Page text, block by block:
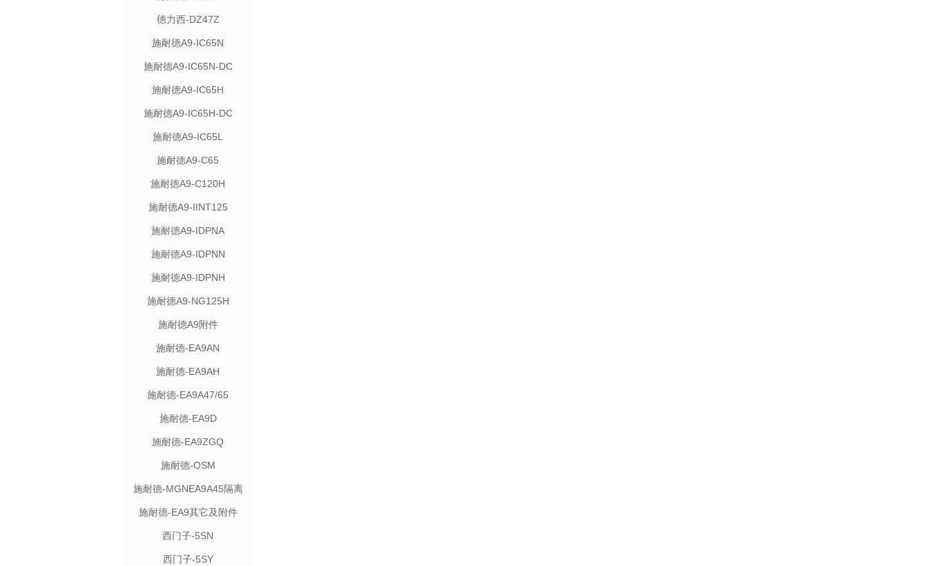
德力西-DZ47Z
施耐德A9-IC65N
施耐德A9-IC65N-DC
施耐德A9-IC65H
施耐德A9-IC65H-DC
施耐德A9-IC65L
施耐德A9-C65
施耐德A9-C120H
施耐德A9-IINT125
施耐德A9-IDPNA
施耐德A9-IDPNN
施耐德A9-IDPNH
施耐德A9-NG125H
施耐德A9附件
施耐德-EA9AN
施耐德-EA9AH
施耐德-EA9A47/65
施耐德-EA9D
施耐德-EA9ZGQ
施耐德-OSM
施耐德-MGNEA9A45隔离
施耐德-EA9其它及附件
西门子-5SN
西门子-5SY